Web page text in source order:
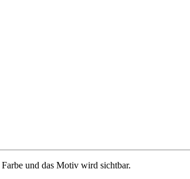
und das Motiv wird sichtbar.